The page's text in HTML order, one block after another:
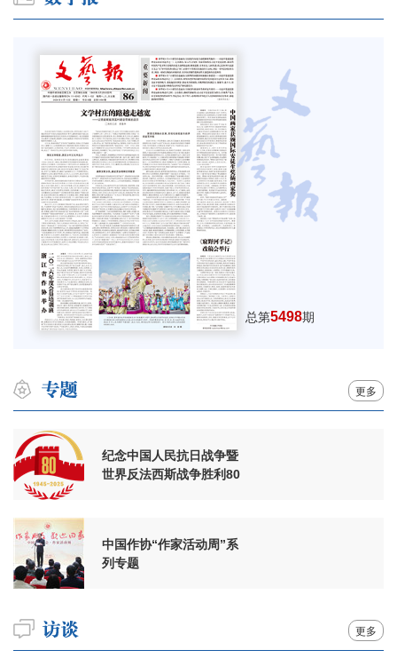
总第5498期
更多
纪念中国人民抗日战争暨
世界反法西斯战争胜利80
中国作协“作家活动周”系
列专题
更多